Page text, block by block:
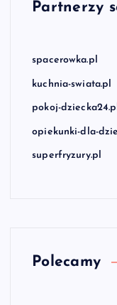
Partnerzy
spacerowka.pl
kuchnia-swiata.pl
pokoj-
opiekunki-dla-
superfryzury.pl
Polecamy